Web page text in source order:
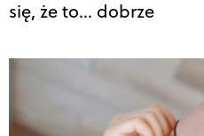
się, że to… dobrze